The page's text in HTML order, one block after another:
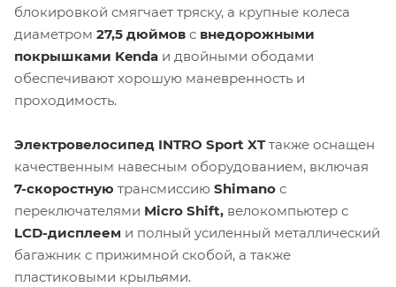
блокировкой смягчает тряску, а крупные колеса
диаметром 27,5 дюймов с внедорожными
покрышками Kenda и двойными ободами
обеспечивают хорошую маневренность и
проходимость.
Электровелосипед INTRO Sport XTтакже оснащен
качественным навесным оборудованием, включая
7-скоростную трансмиссию Shimano с
переключателями Micro Shift, велокомпьютер с
LCD-дисплеем и полный усиленный металлический
багажник с прижимной скобой, а также
пластиковыми крыльями.